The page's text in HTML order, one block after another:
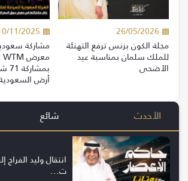
26/05/2026
مجلة الكون بزنس ترفع التهنئة
للملك سلمان بمناسبة عيد
الأضحى
11/2025
مشاركة
أرض
الأحدث شائع
انتقال وليد الفراج
ت...